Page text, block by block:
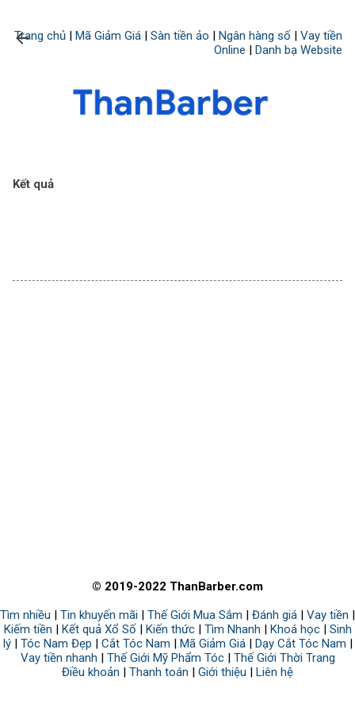
Trang chủ | Mã Giảm Giá | Sàn tiền ảo | Ngân hàng số | Vay tiền
Online | Danh bạ Website
Kết quả
© 2019-2022 ThanBarber.com
Tìm nhiều | Tin khuyến mãi | Thế Giới Mua Sắm | Đánh giá | Vay tiền |
Kiếm tiền | Kết quả Xổ Số| Kiến thức| Tìm Nhanh | Khoá học| Sinh
lý| Tóc Nam Đẹp | Cắt Tóc Nam | Mã Giảm Giá| Dạy Cắt Tóc Nam |
Vay tiền nhanh | Thế Giới Mỹ Phẩm Tóc| Thế Giới Thời Trang
Điều khoản | Thanh toán | Giới thiệu | Liên hệ